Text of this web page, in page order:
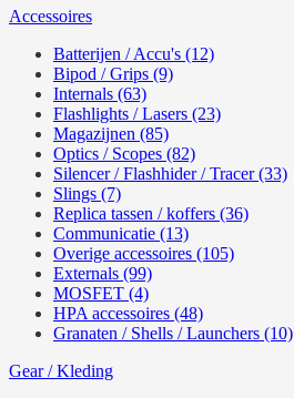
Accessoires
Batterijen / Accu's (12)
Bipod / Grips (9)
Internals (63)
Flashlights / Lasers (23)
Magazijnen (85)
Optics / Scopes (82)
Silencer / Flashhider / Tracer (33)
Slings (7)
Replica tassen / koffers (36)
Communicatie (13)
Overige accessoires (105)
Externals (99)
MOSFET (4)
HPA accessoires (48)
Granaten / Shells / Launchers (10)
Gear / Kleding